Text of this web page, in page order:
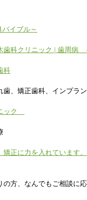
イブル～
木歯科クリニック | 歯
科
、矯正歯科、インプラ
ック
正に力を入れています。
方、なんでもご相談に